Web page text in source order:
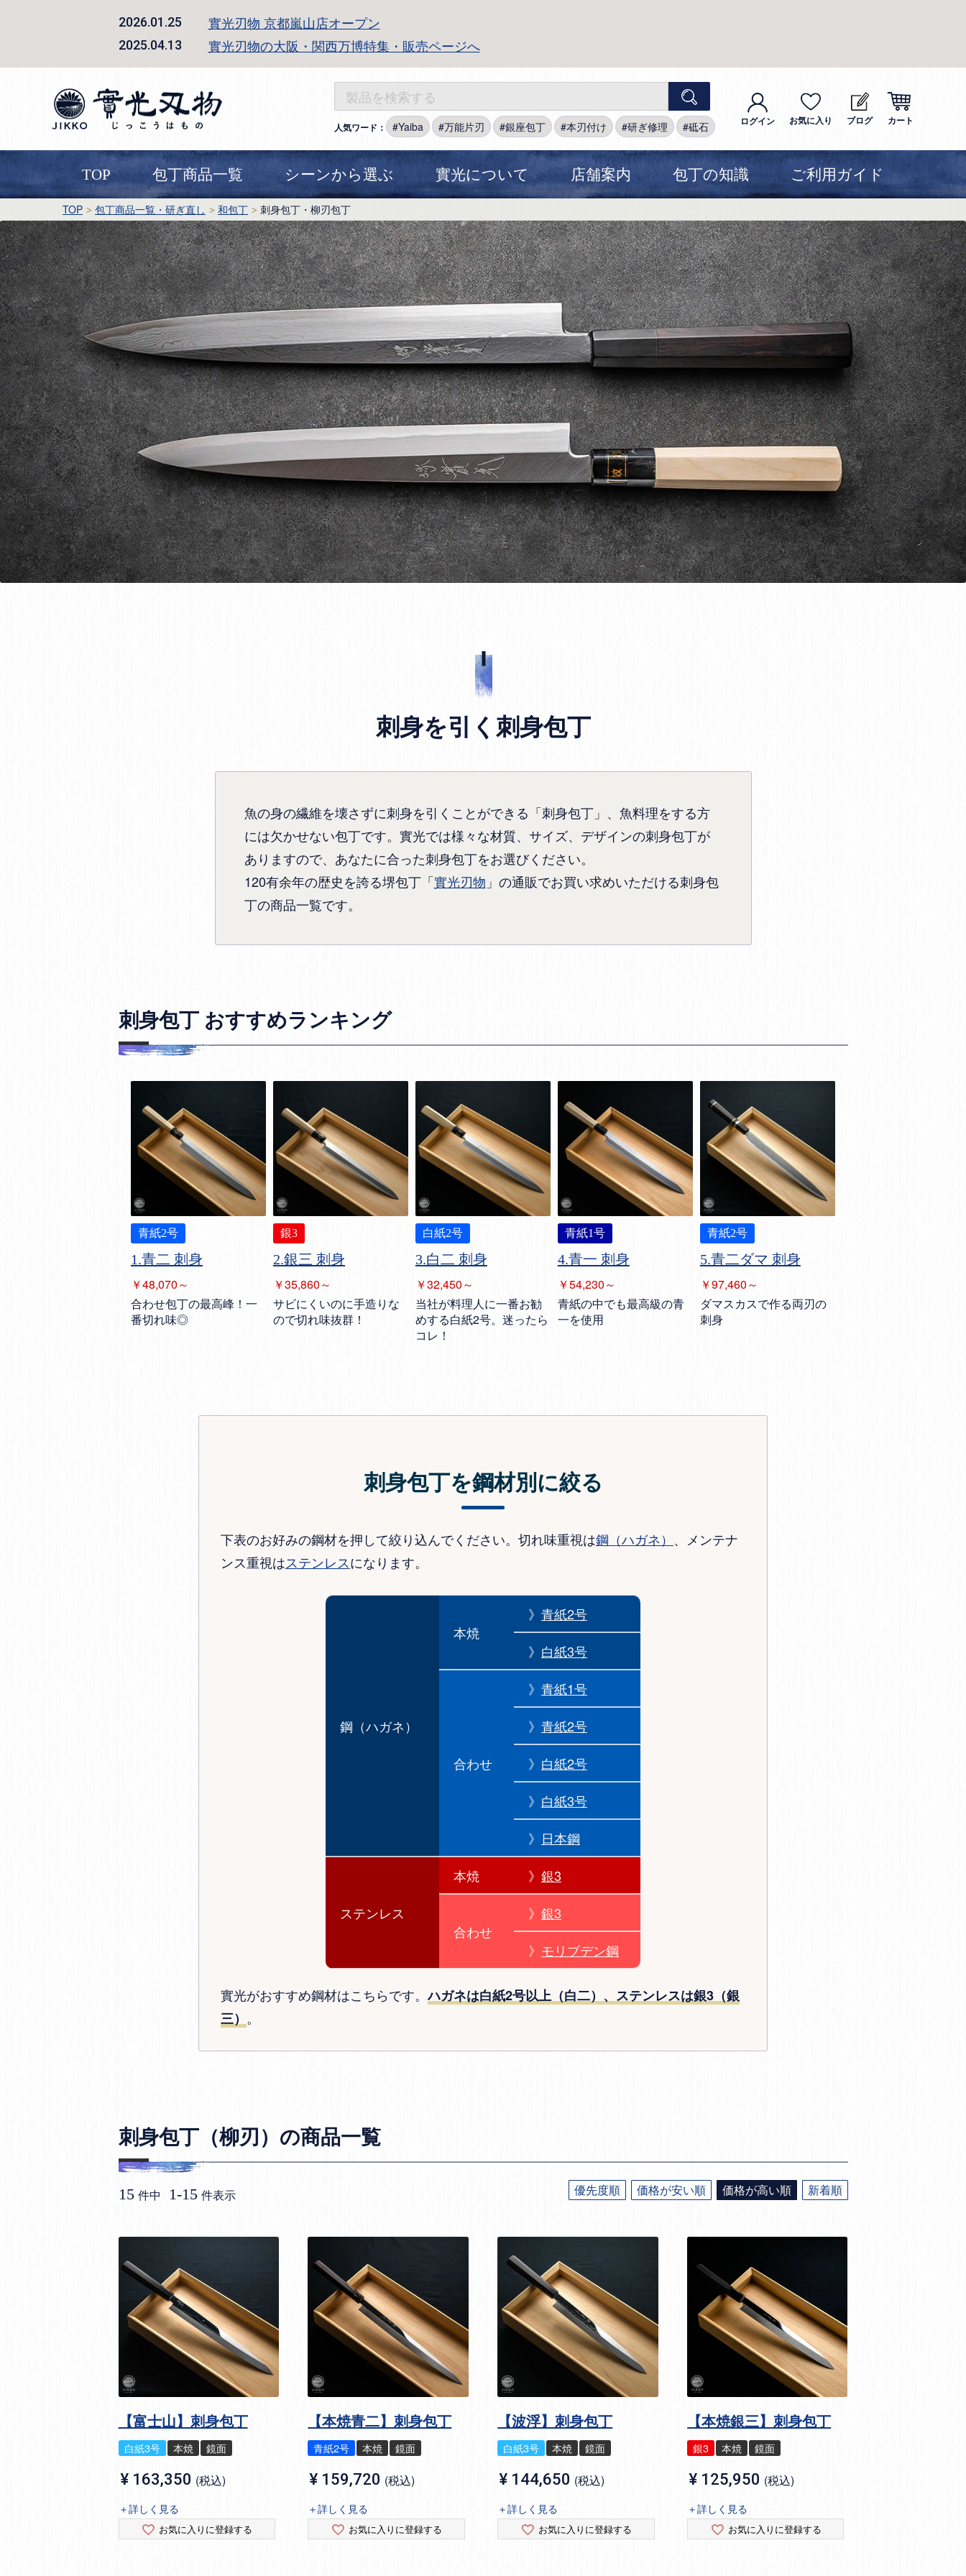
2026.01.25 實光刃物 京都嵐山店オープン
2025.04.13 實光刃物の大阪・関西万博特集・販売ページへ
人気ワード： Yaiba 万能片刃 銀座包丁 本刃付け 研ぎ修理 砥石 ログイン お気に入り ブログ カート
TOP 包丁商品一覧 シーンから選ぶ 實光について 店舗案内 包丁の知識 ご利用ガイド
TOP 包丁商品一覧・研ぎ直し 和包丁 刺身包丁・柳刃包丁
刺身を引く刺身包丁
魚の身の繊維を壊さずに刺身を引くことができる「刺身包丁」、魚料理をする方
には欠かせない包丁です。實光では様々な材質、サイズ、デザインの刺身包丁が
ありますので、あなたに合った刺身包丁をお選びください。
120有余年の歴史を誇る堺包丁「實光刃物 」の通販でお買い求めいただける刺身包
丁の商品一覧です。
刺身包丁 おすすめランキング
青紙2号
1.青二 刺身
￥48,070～
合わせ包丁の最高峰！一
番切れ味◎
銀3
2.銀三 刺身
￥35,860～
サビにくいのに手造りな
ので切れ味抜群！
白紙2号
3.白二 刺身
￥32,450～
当社が料理人に一番お勧
めする白紙2号。迷ったら
コレ！
青紙1号
4.青一 刺身
￥54,230～
青紙の中でも最高級の青
一を使用
青紙2号
5.青二ダマ 刺身
￥97,460～
ダマスカスで作る両刃の
刺身
刺身包丁を鋼材別に絞る
下表のお好みの鋼材を押して絞り込んでください。切れ味重視は鋼（ハガネ） 、メンテナ
ンス重視はステンレスになります。
鋼（ハガネ）
本焼
》 青紙2号
》 白紙3号
合わせ
》 青紙1号
》 青紙2号
》 白紙2号
》 白紙3号
》 日本鋼
ステンレス
本焼 》 銀3
合わせ
》 銀3
》 モリブデン鋼
實光がおすすめ鋼材はこちらです。ハガネは白紙2号以上（白二）、ステンレスは銀3（銀
三） 。
刺身包丁（柳刃）の商品一覧
優先度順 価格が安い順 価格が高い順 新着順
15 件中 1-15 件表示
【富士山】刺身包丁
白紙3号 本焼 鏡面
¥ 163,350 税込
＋詳しく見る
お気に入りに登録する
【本焼青二】刺身包丁
青紙2号 本焼 鏡面
¥ 159,720 税込
＋詳しく見る
お気に入りに登録する
【波浮】刺身包丁
白紙3号 本焼 鏡面
¥ 144,650 税込
＋詳しく見る
お気に入りに登録する
【本焼銀三】刺身包丁
銀3 本焼 鏡面
¥ 125,950 税込
＋詳しく見る
お気に入りに登録する